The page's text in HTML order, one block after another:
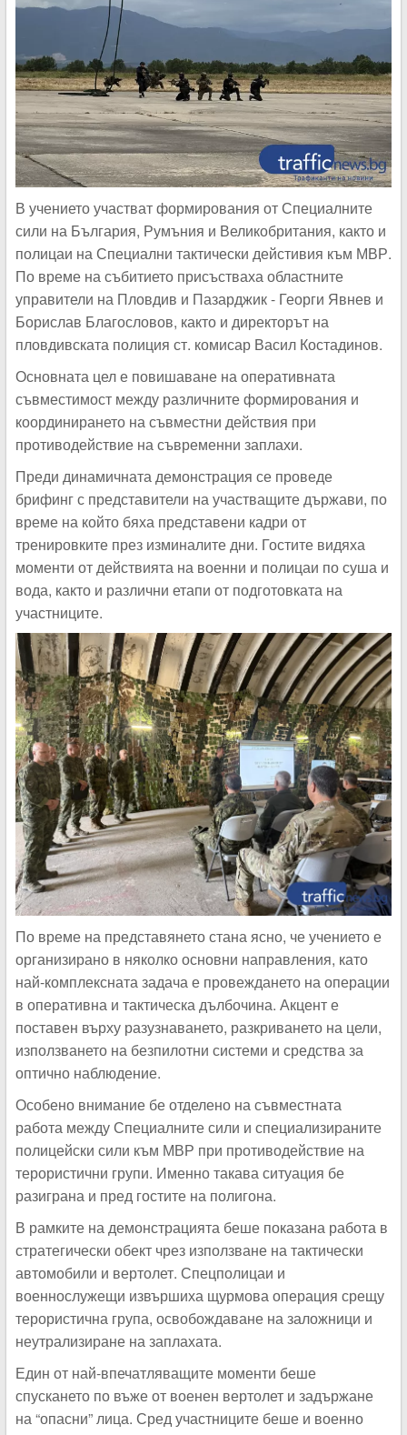
В учението участват формирования от Специалните
сили на България, Румъния и Великобритания, както и
полицаи на Специални тактически дейстивия към МВР.
По време на събитието присъстваха областните
управители на Пловдив и Пазарджик - Георги Явнев и
Борислав Благословов, както и директорът на
пловдивската полиция ст. комисар Васил Костадинов.
Основната цел е повишаване на оперативната
съвместимост между различните формирования и
координирането на съвместни действия при
противодействие на съвременни заплахи.
Преди динамичната демонстрация се проведе
брифинг с представители на участващите държави, по
време на който бяха представени кадри от
тренировките през изминалите дни. Гостите видяха
моменти от действията на военни и полицаи по суша и
вода, както и различни етапи от подготовката на
участниците.
По време на представянето стана ясно, че учението е
организирано в няколко основни направления, като
най-комплексната задача е провеждането на операции
в оперативна и тактическа дълбочина. Акцент е
поставен върху разузнаването, разкриването на цели,
използването на безпилотни системи и средства за
оптично наблюдение.
Особено внимание бе отделено на съвместната
работа между Специалните сили и специализираните
полицейски сили към МВР при противодействие на
терористични групи. Именно такава ситуация бе
разиграна и пред гостите на полигона.
В рамките на демонстрацията беше показана работа в
стратегически обект чрез използване на тактически
автомобили и вертолет. Спецполицаи и
военнослужещи извършиха щурмова операция срещу
терористична група, освобождаване на заложници и
неутрализиране на заплахата.
Един от най-впечатляващите моменти беше
спускането по въже от военен вертолет и задържане
на “опасни” лица. Сред участниците беше и военно